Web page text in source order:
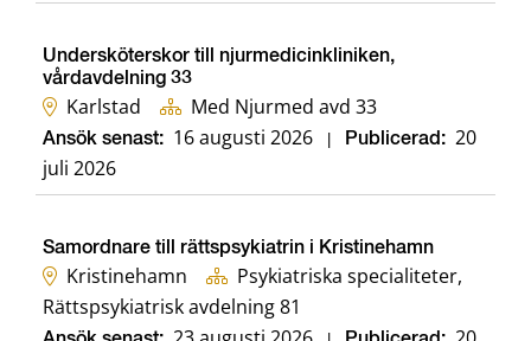
Undersköterskor till njurmedicinkliniken,
vårdavdelning 33
Karlstad Med Njurmed avd 33
Ansök senast: 16 augusti 2026 Publicerad: 20
juli 2026
Samordnare till rättspsykiatrin i Kristinehamn
Kristinehamn
Psykiatriska specialiteter,
Rättspsykiatrisk avdelning 81